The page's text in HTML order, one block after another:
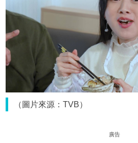
（圖片來源：TVB）
廣告